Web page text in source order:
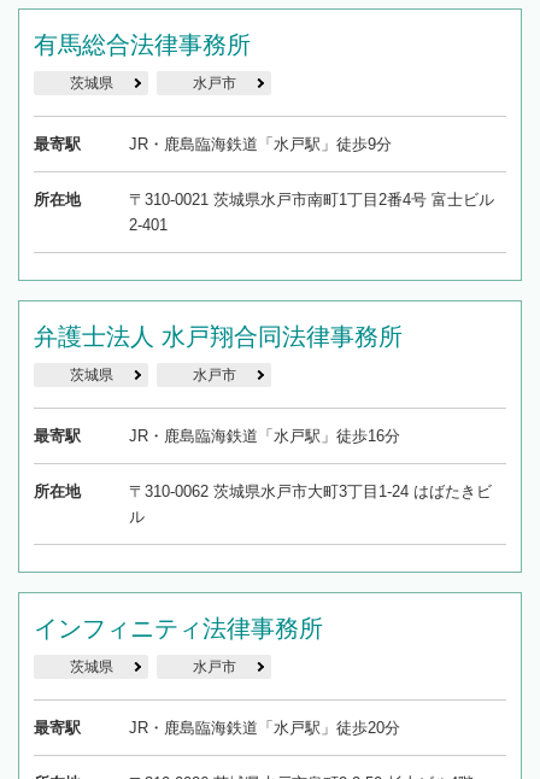
有馬総合法律事務所
茨城県 水戸市
最寄駅 JR・鹿島臨海鉄道「水戸駅」徒歩9分
所在地
〒310-0021 茨城県水戸市南町1丁目2番4号 富士ビル
2-401
弁護士法人 水戸翔合同法律事務所
茨城県 水戸市
最寄駅 JR・鹿島臨海鉄道「水戸駅」徒歩16分
所在地
〒310-0062 茨城県水戸市大町3丁目1-24 はばたきビ
ル
インフィニティ法律事務所
茨城県 水戸市
最寄駅 JR・鹿島臨海鉄道「水戸駅」徒歩20分